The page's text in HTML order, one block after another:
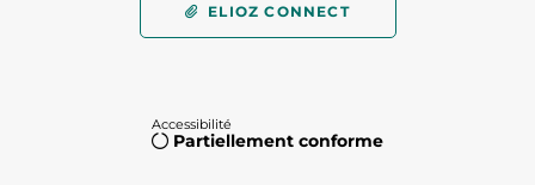
ELIOZ CONNECT
Accessibilité
Partiellement conforme